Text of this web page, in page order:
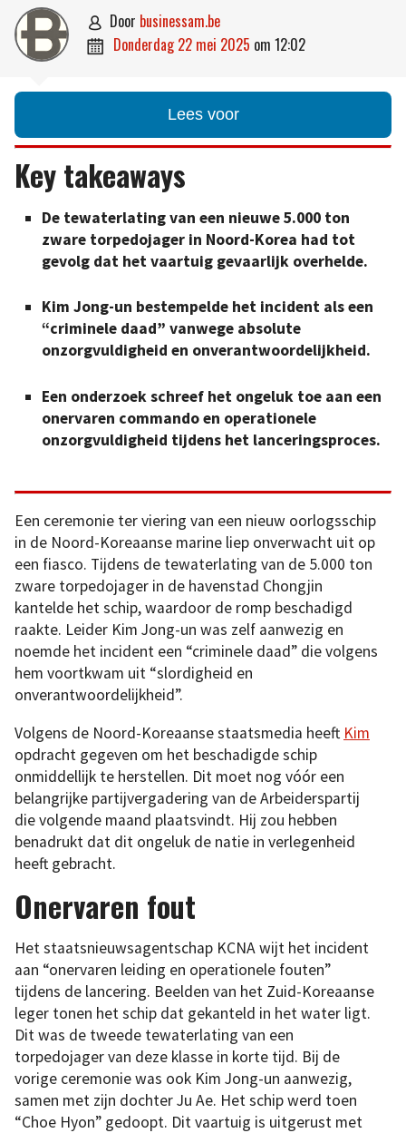
 door businessam.be
 donderdag 22 mei 2025 om 12:02
Lees voor
Key takeaways
De tewaterlating van een nieuwe 5.000 ton
zware torpedojager in Noord-Korea had tot
gevolg dat het vaartuig gevaarlijk overhelde.
Kim Jong-un bestempelde het incident als een
“criminele daad” vanwege absolute
onzorgvuldigheid en onverantwoordelijkheid.
Een onderzoek schreef het ongeluk toe aan een
onervaren commando en operationele
onzorgvuldigheid tijdens het lanceringsproces.
Een ceremonie ter viering van een nieuw oorlogsschip
in de Noord-Koreaanse marine liep onverwacht uit op
een fiasco. Tijdens de tewaterlating van de 5.000 ton
zware torpedojager in de havenstad Chongjin
kantelde het schip, waardoor de romp beschadigd
raakte. Leider Kim Jong-un was zelf aanwezig en
noemde het incident een “criminele daad” die volgens
hem voortkwam uit “slordigheid en
onverantwoordelijkheid”.
Volgens de Noord-Koreaanse staatsmedia heeft Kim
opdracht gegeven om het beschadigde schip
onmiddellijk te herstellen. Dit moet nog vóór een
belangrijke partijvergadering van de Arbeiderspartij
die volgende maand plaatsvindt. Hij zou hebben
benadrukt dat dit ongeluk de natie in verlegenheid
heeft gebracht.
Onervaren fout
Het staatsnieuwsagentschap KCNA wijt het incident
aan “onervaren leiding en operationele fouten”
tijdens de lancering. Beelden van het Zuid-Koreaanse
leger tonen het schip dat gekanteld in het water ligt.
Dit was de tweede tewaterlating van een
torpedojager van deze klasse in korte tijd. Bij de
vorige ceremonie was ook Kim Jong-un aanwezig,
samen met zijn dochter Ju Ae. Het schip werd toen
“Choe Hyon” gedoopt. Dit vaartuig is uitgerust met